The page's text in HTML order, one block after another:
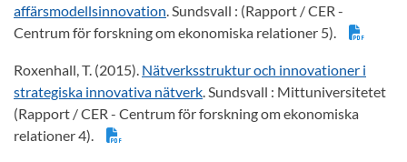
affärsmodellsinnovation. Sundsvall : (Rapport / CER -
Centrum för forskning om ekonomiska relationer 5).
Roxenhall, T. (2015). Nätverksstruktur och innovationer i
strategiska innovativa nätverk. Sundsvall : Mittuniversitetet
(Rapport / CER - Centrum för forskning om ekonomiska
relationer 4).